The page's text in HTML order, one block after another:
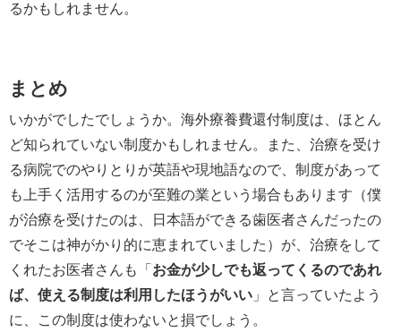
るかもしれません。
まとめ
いかがでしたでしょうか。海外療養費還付制度は、ほとん
ど知られていない制度かもしれません。また、治療を受け
る病院でのやりとりが英語や現地語なので、制度があって
も上手く活用するのが至難の業という場合もあります（僕
が治療を受けたのは、日本語ができる歯医者さんだったの
でそこは神がかり的に恵まれていました）が、治療をして
くれたお医者さんも「 お金が少しでも返ってくるのであれ
ば、使える制度は利用したほうがいい 」と言っていたよう
に、この制度は使わないと損でしょう。